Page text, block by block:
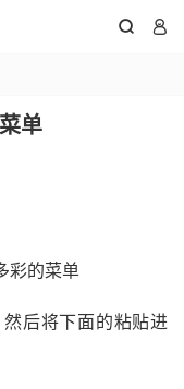
 
单
后将下面的粘贴进